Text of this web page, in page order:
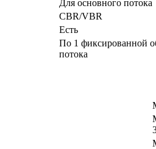
Для основного потока
CBR/VBR
Есть
По 1 фиксированной
потока